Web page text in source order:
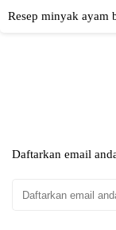
Daftarkan email